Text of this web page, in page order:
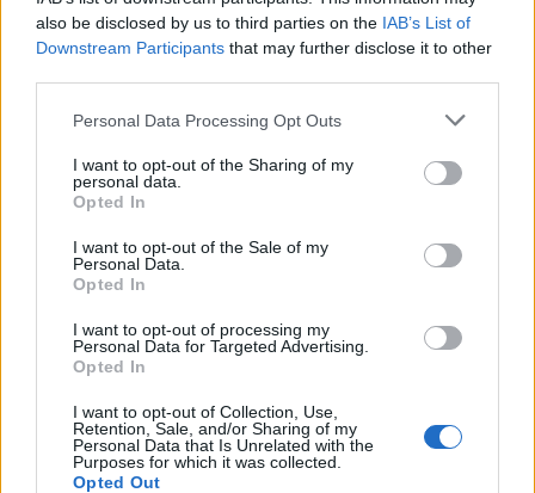
also be disclosed by us to third parties on the IAB’s List of
Downstream Participants that may further disclose it to other
Please note that this website/app uses one or more Google
not limited to your visit or usage behaviour. You may click to
grant or deny consent to Google and its third-party tags to
use your data for below specified purposes in below Google
consent section.
Personal Data Processing Opt Outs
I want to opt-out of the Sharing of my
personal data.
Opted In
I want to opt-out of the Sale of my
Personal Data.
Opted In
I want to opt-out of processing my
Personal Data for Targeted Advertising.
Opted In
I want to opt-out of Collection, Use,
Retention, Sale, and/or Sharing of my
Personal Data that Is Unrelated with the
Purposes for which it was collected.
Opted Out
Τουρισμός για Ολους 2026: Τα SOS για να κερδίσετε το
voucher διακοπών